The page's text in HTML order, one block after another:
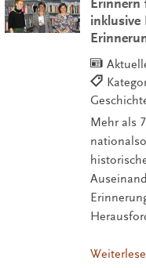
Erinnern
inklusive
Mehr als